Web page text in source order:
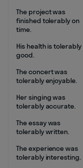
The project was
finished tolerably on
time.
His health is tolerably
good.
The concert was
tolerably enjoyable.
Her singing was
tolerably accurate.
The essay was
tolerably written.
The experience was
tolerably interesting.